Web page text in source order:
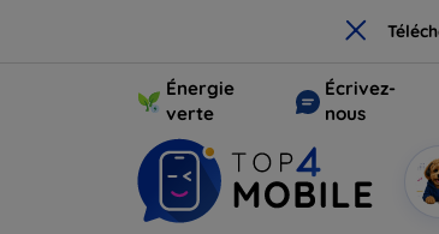
×
Énergie
verte
Écrivez-
nous